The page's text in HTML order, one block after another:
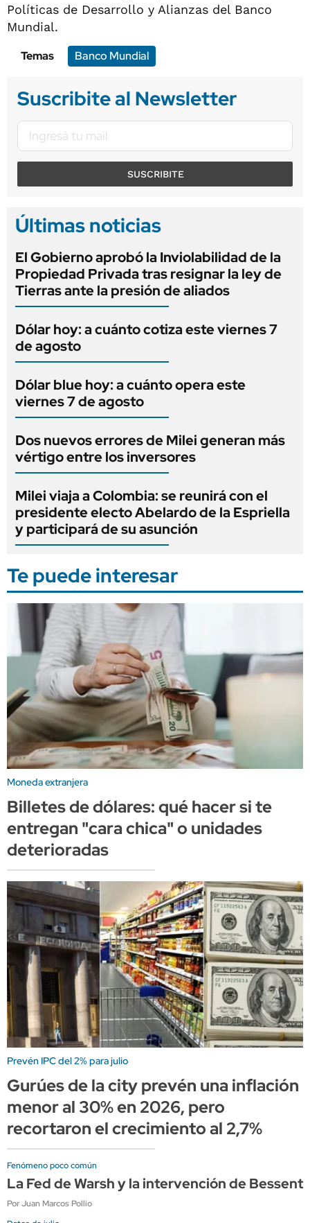
Políticas de Desarrollo y Alianzas del Banco
Mundial.
Temas
Banco Mundial
Suscribite al Newsletter
SUSCRIBITE
Últimas noticias
El Gobierno aprobó la Inviolabilidad de la
Propiedad Privada tras resignar la ley de
Tierras ante la presión de aliados
Dólar hoy: a cuánto cotiza este viernes 7
de agosto
Dólar blue hoy: a cuánto opera este
viernes 7 de agosto
Dos nuevos errores de Milei generan más
vértigo entre los inversores
Milei viaja a Colombia: se reunirá con el
presidente electo Abelardo de la Espriella
y participará de su asunción
Te puede interesar
Moneda extranjera
Billetes de dólares: qué hacer si te
entregan "cara chica" o unidades
deterioradas
Prevén IPC del 2% para julio
Gurúes de la city prevén una inflación
menor al 30% en 2026, pero
recortaron el crecimiento al 2,7%
Fenómeno poco común
La Fed de Warsh y la intervención de
Por Juan Marcos Pollio